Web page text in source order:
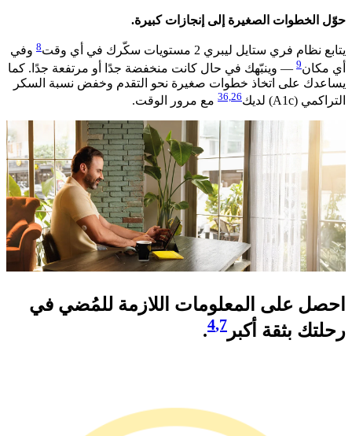
حوّل الخطوات الصغيرة إلى إنجازات كبيرة.​
يتابع نظام فري ستايل ليبري 2 مستويات سكّرك في أي وقت 8 وفي
أي مكان9 — وينبّهك في حال كانت منخفضة جدًا أو مرتفعة جدًا. كما
يساعدك على اتخاذ خطوات صغيرة نحو التقدم وخفض نسبة السكر
التراكمي (A1c) لديك
36, 26 مع مرور الوقت.​​​
احصل على المعلومات اللازمة للمُضي في
رحلتك بثقة أكبر
4,7
.